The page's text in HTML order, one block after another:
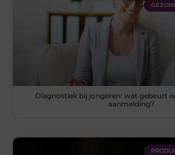
Diagnostiek bij jongeren: wat gebeurt
aanmelding?